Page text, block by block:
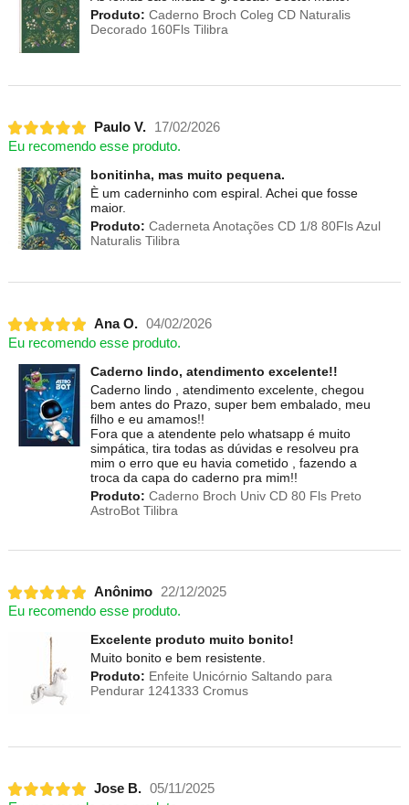
Produto: Caderno Broch Coleg CD Naturalis
Decorado 160Fls Tilibra
Paulo V.
17/02/2026
Eu recomendo esse produto.
bonitinha, mas muito pequena.
È um caderninho com espiral. Achei que fosse
maior.
Produto: Caderneta Anotações CD 1/8 80Fls Azul
Naturalis Tilibra
Ana O. 04/02/2026
Eu recomendo esse produto.
Caderno lindo, atendimento excelente!!
Caderno lindo , atendimento excelente, chegou
bem antes do Prazo, super bem embalado, meu
filho e eu amamos!!
Fora que a atendente pelo whatsapp é muito
simpática, tira todas as dúvidas e resolveu pra
mim o erro que eu havia cometido , fazendo a
troca da capa do caderno pra mim!!
Produto: Caderno Broch Univ CD 80 Fls Preto
AstroBot Tilibra
Anônimo
22/12/2025
Eu recomendo esse produto.
Excelente produto muito bonito!
Muito bonito e bem resistente.
Produto: Enfeite Unicórnio Saltando para
Pendurar 1241333 Cromus
Jose B. 05/11/2025